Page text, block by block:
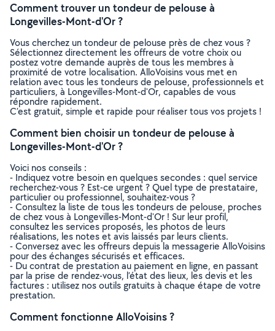
Comment trouver un tondeur de pelouse à
Longevilles-Mont-d'Or ?
Vous cherchez un tondeur de pelouse près de chez vous ?
Sélectionnez directement les offreurs de votre choix ou
postez votre demande auprès de tous les membres à
proximité de votre localisation. AlloVoisins vous met en
relation avec tous les tondeurs de pelouse, professionnels et
particuliers, à Longevilles-Mont-d'Or, capables de vous
répondre rapidement.
C’est gratuit, simple et rapide pour réaliser tous vos projets !
Comment bien choisir un tondeur de pelouse à
Longevilles-Mont-d'Or ?
Voici nos conseils :
- Indiquez votre besoin en quelques secondes : quel service
recherchez-vous ? Est-ce urgent ? Quel type de prestataire,
particulier ou professionnel, souhaitez-vous ?
- Consultez la liste de tous les tondeurs de pelouse, proches
de chez vous à Longevilles-Mont-d'Or ! Sur leur profil,
consultez les services proposés, les photos de leurs
réalisations, les notes et avis laissés par leurs clients.
- Conversez avec les offreurs depuis la messagerie AlloVoisins
pour des échanges sécurisés et efficaces.
- Du contrat de prestation au paiement en ligne, en passant
par la prise de rendez-vous, l’état des lieux, les devis et les
factures : utilisez nos outils gratuits à chaque étape de votre
prestation.
Comment fonctionne AlloVoisins ?